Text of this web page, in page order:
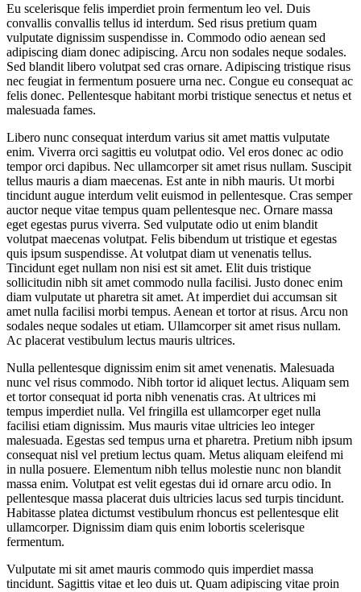
Eu scelerisque felis imperdiet proin fermentum leo vel. Duis
convallis convallis tellus id interdum. Sed risus pretium quam
vulputate dignissim suspendisse in. Commodo odio aenean sed
adipiscing diam donec adipiscing. Arcu non sodales neque sodales.
Sed blandit libero volutpat sed cras ornare. Adipiscing tristique risus
nec feugiat in fermentum posuere urna nec. Congue eu consequat ac
felis donec. Pellentesque habitant morbi tristique senectus et netus et
malesuada fames.
Libero nunc consequat interdum varius sit amet mattis vulputate
enim. Viverra orci sagittis eu volutpat odio. Vel eros donec ac odio
tempor orci dapibus. Nec ullamcorper sit amet risus nullam. Suscipit
tellus mauris a diam maecenas. Est ante in nibh mauris. Ut morbi
tincidunt augue interdum velit euismod in pellentesque. Cras semper
auctor neque vitae tempus quam pellentesque nec. Ornare massa
eget egestas purus viverra. Sed vulputate odio ut enim blandit
volutpat maecenas volutpat. Felis bibendum ut tristique et egestas
quis ipsum suspendisse. At volutpat diam ut venenatis tellus.
Tincidunt eget nullam non nisi est sit amet. Elit duis tristique
sollicitudin nibh sit amet commodo nulla facilisi. Justo donec enim
diam vulputate ut pharetra sit amet. At imperdiet dui accumsan sit
amet nulla facilisi morbi tempus. Aenean et tortor at risus. Arcu non
sodales neque sodales ut etiam. Ullamcorper sit amet risus nullam.
Ac placerat vestibulum lectus mauris ultrices.
Nulla pellentesque dignissim enim sit amet venenatis. Malesuada
nunc vel risus commodo. Nibh tortor id aliquet lectus. Aliquam sem
et tortor consequat id porta nibh venenatis cras. At ultrices mi
tempus imperdiet nulla. Vel fringilla est ullamcorper eget nulla
facilisi etiam dignissim. Mus mauris vitae ultricies leo integer
malesuada. Egestas sed tempus urna et pharetra. Pretium nibh ipsum
consequat nisl vel pretium lectus quam. Metus aliquam eleifend mi
in nulla posuere. Elementum nibh tellus molestie nunc non blandit
massa enim. Volutpat est velit egestas dui id ornare arcu odio. In
pellentesque massa placerat duis ultricies lacus sed turpis tincidunt.
Habitasse platea dictumst vestibulum rhoncus est pellentesque elit
ullamcorper. Dignissim diam quis enim lobortis scelerisque
fermentum.
Vulputate mi sit amet mauris commodo quis imperdiet massa
tincidunt. Sagittis vitae et leo duis ut. Quam adipiscing vitae proin